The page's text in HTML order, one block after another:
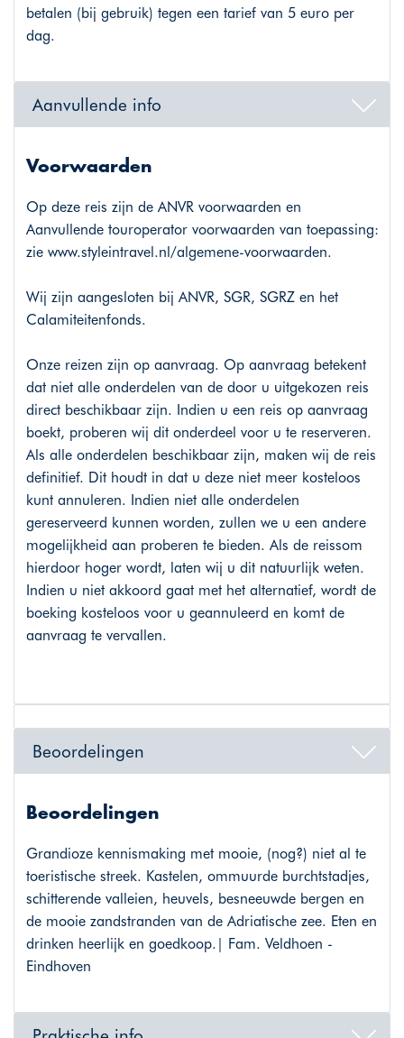
betalen (bij gebruik) tegen een tarief van 5 euro per
dag.
Aanvullende info
Voorwaarden
Op deze reis zijn de ANVR voorwaarden en
Aanvullende touroperator voorwaarden van toepassing:
zie www.styleintravel.nl/algemene-voorwaarden.
Wij zijn aangesloten bij ANVR, SGR, SGRZ en het
Calamiteitenfonds.
Onze reizen zijn op aanvraag. Op aanvraag betekent
dat niet alle onderdelen van de door u uitgekozen reis
direct beschikbaar zijn. Indien u een reis op aanvraag
boekt, proberen wij dit onderdeel voor u te reserveren.
Als alle onderdelen beschikbaar zijn, maken wij de reis
definitief. Dit houdt in dat u deze niet meer kosteloos
kunt annuleren. Indien niet alle onderdelen
gereserveerd kunnen worden, zullen we u een andere
mogelijkheid aan proberen te bieden. Als de reissom
hierdoor hoger wordt, laten wij u dit natuurlijk weten.
Indien u niet akkoord gaat met het alternatief, wordt de
boeking kosteloos voor u geannuleerd en komt de
aanvraag te vervallen.
Beoordelingen
Beoordelingen
Grandioze kennismaking met mooie, (nog?) niet al te
toeristische streek. Kastelen, ommuurde burchtstadjes,
schitterende valleien, heuvels, besneeuwde bergen en
de mooie zandstranden van de Adriatische zee. Eten en
drinken heerlijk en goedkoop.| Fam. Veldhoen -
Eindhoven